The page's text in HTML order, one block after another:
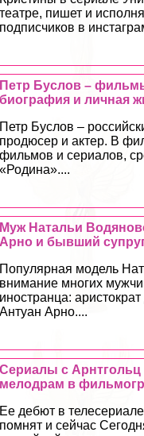
театре, пишет и
подписчиков в
Петр Буслов –
биография и личная
Петр Буслов –
продюсер и актер. В
фильмов и сериалов,
«Родина»....
Муж Натальи
Арно и бывший
Популярная модель
внимание многих
иностранца:
Антуан Арно....
Сериалы с Арнтгольц
мелодрам в
Ее дебют в
помнят и сейчас